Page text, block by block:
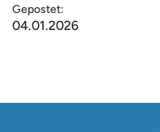
Gepostet:
04.01.2026